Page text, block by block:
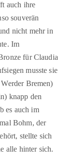
auch ihre
souverän
nicht mehr in
Im
für Claudia
musste sie
Bremen)
knapp den
es auch im
Bohm, der
stellte sich
alle hinter sich.